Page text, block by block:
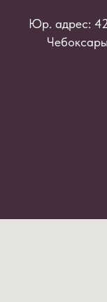
Юр. адрес: